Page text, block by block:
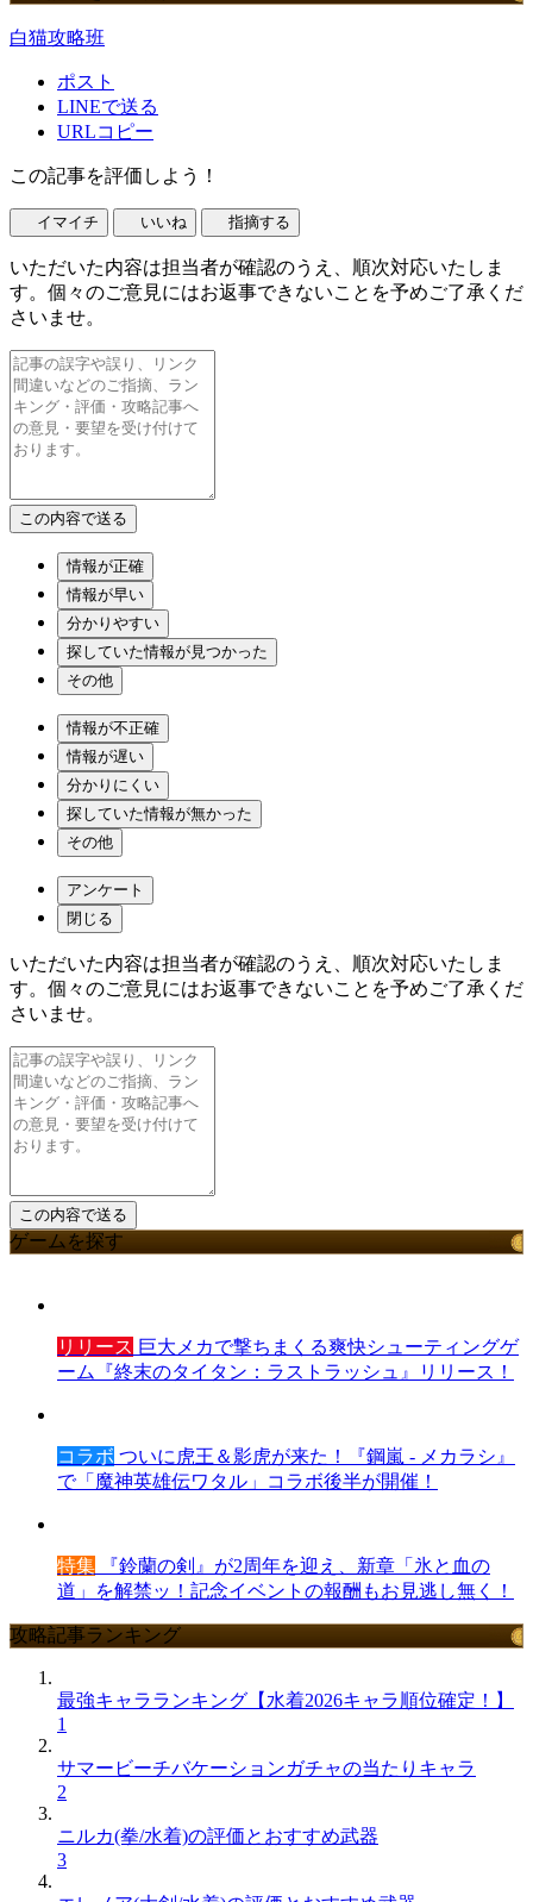
白猫攻略班
ポスト
LINEで送る
URLコピー
この記事を評価しよう！
イマイチ いいね 指摘する
いただいた内容は担当者が確認のうえ、順次対応いたしま
す。個々のご意見にはお返事できないことを予めご了承くだ
さいませ。
情報が正確
情報が早い
分かりやすい
探していた情報が見つかった
その他
情報が不正確
情報が遅い
分かりにくい
探していた情報が無かった
その他
アンケート
閉じる
いただいた内容は担当者が確認のうえ、順次対応いたしま
す。個々のご意見にはお返事できないことを予めご了承くだ
さいませ。
ゲームを探す
リリース 巨大メカで撃ちまくる爽快シューティングゲ
ーム『終末のタイタン：ラストラッシュ』リリース！
コラボ ついに虎王＆影虎が来た！『鋼嵐 - メカラシ』
で「魔神英雄伝ワタル」コラボ後半が開催！
特集 『鈴蘭の剣』が2周年を迎え、新章「氷と血の
道」を解禁ッ！記念イベントの報酬もお見逃し無く！
攻略記事ランキング
最強キャラランキング【水着2026キャラ順位確定！】
1
サマービーチバケーションガチャの当たりキャラ
2
ニルカ(拳/水着)の評価とおすすめ武器
3